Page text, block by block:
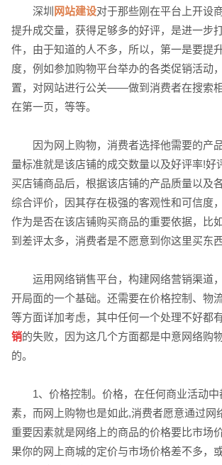
深圳 网站建设对于那些刚在平台上开设
提升成交量，获得足够多的好评，是进一步
件，由于知道的人不多，所以，第一是要提
度，例如参加购物平台举办的各类促销活动
置，对网站进行公关――做到消费者在搜索
在第一页，等等。
因为网上购物，消费者选择他需要的产
量标准就是该店铺的成交数量以及好评率!好
买店铺商品后，根据该店铺的产品质量以及
综合评价，因其存在极强的客观性和可信度
作为是否在该店铺购买商品的重要依据，比
到差评太多，消费者是不愿意到你这里买东西
运用网络销售平台，构建网络营销渠道
开局面的一个基础。还需要在价格控制、物
等方面详加考虑，其中任何一个处理不好都
销的失败，因为这几个方面都是中意网络购
的。
1、价格控制。价格，在任何商业活动中
素，而网上购物也是如此,消费者愿意通过网
重要因素就是网络上的商品的价格要比市场
果你的网上商城的定价与市场价格差不多，
请输入您的公司名称
电话